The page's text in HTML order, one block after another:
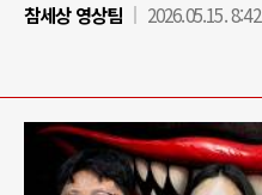
참세상 영상팀
2026.05.15. 8:42